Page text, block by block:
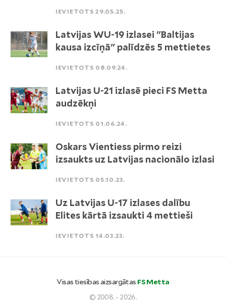
IEVIETOTS 29.05.25.
Latvijas WU-19 izlasei "Baltijas
kausa izcīņā" palīdzēs 5 mettietes
IEVIETOTS 08.09.24.
Latvijas U-21 izlasē pieci FS Metta
audzēkņi
IEVIETOTS 01.06.24.
Oskars Vientiess pirmo reizi
izsaukts uz Latvijas nacionālo izlasi
IEVIETOTS 05.10.23.
Uz Latvijas U-17 izlases dalību
Elites kārtā izsaukti 4 mettieši
IEVIETOTS 14.03.23.
Visas tiesības aizsargātas FS Metta
© 2008. - 2026.